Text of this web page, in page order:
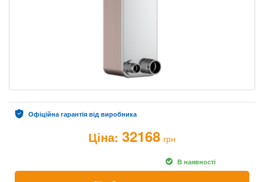
Офіційна гарантія від виробника
Ціна: 32168 грн
В наявності